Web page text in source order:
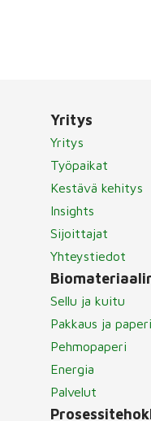
Yritys
Yritys
Työpaikat
Kestävä kehitys
Insights
Sijoittajat
Yhteystiedot
Sellu ja kuitu
Pakkaus ja paperi
Pehmopaperi
Energia
Palvelut